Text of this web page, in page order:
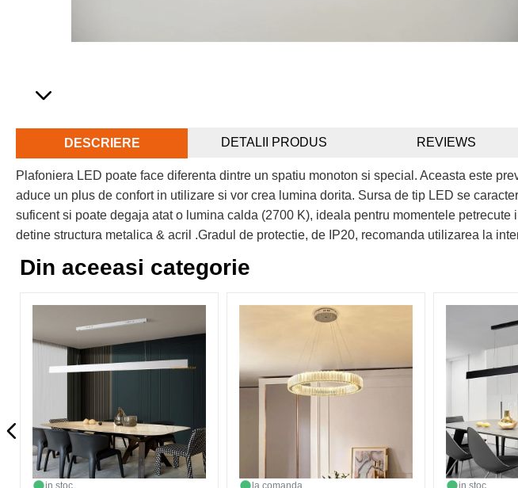
DESCRIERE DETALII PRODUS REVIEWS
Plafoniera LED poate face diferenta dintre un spatiu monoton si special. Aceasta este
aduce un plus de confort in utilizare si vor crea lumina dorita. Sursa de tip LED se
suficent si poate degaja atat o lumina calda (2700 K), ideala pentru momentele
detine structura metalica & acril .Gradul de protectie, de IP20, recomanda utilizarea la
Din aceeasi categorie
in stoc la comanda in stoc